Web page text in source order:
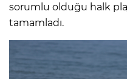
sorumlu olduğu halk
tamamladı.